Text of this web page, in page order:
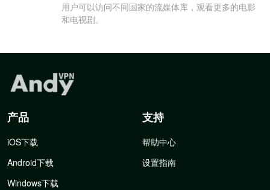
用户可以访问不同国家的流媒体库，观看更多的电影
和电视剧。
产品
iOS下载
Android下载
Windows下载
支持
帮助中心
设置指南